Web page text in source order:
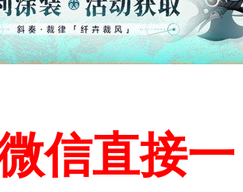
信直接一